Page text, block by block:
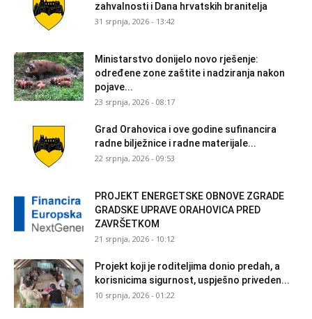
zahvalnosti i Dana hrvatskih branitelja
31 srpnja, 2026 - 13:42
Ministarstvo donijelo novo rješenje:
određene zone zaštite i nadziranja nakon
pojave...
23 srpnja, 2026 - 08:17
Grad Orahovica i ove godine sufinancira
radne bilježnice i radne materijale...
22 srpnja, 2026 - 09:53
PROJEKT ENERGETSKE OBNOVE ZGRADE
GRADSKE UPRAVE ORAHOVICA PRED
ZAVRŠETKOM
21 srpnja, 2026 - 10:12
Projekt koji je roditeljima donio predah, a
korisnicima sigurnost, uspješno priveden...
10 srpnja, 2026 - 01:22